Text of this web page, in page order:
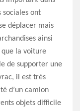
sociales ont
déplacer mais
ainsi
que la voiture
de supporter une
il est très
d’un camion
objets difficile